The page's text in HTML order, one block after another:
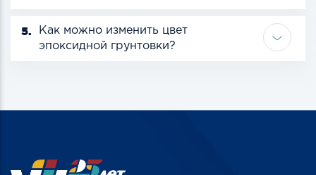
5.
Как можно изменить цвет
эпоксидной грунтовки?